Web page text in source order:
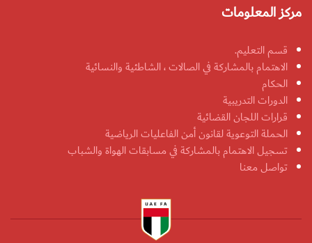
مركز المعلومات
قسم التعليم.
الاهتمام بالمشاركة في الصالات ، الشاطئية والنسائية
الحكام
الدورات التدريبية
قرارات اللجان القضائية
الحملة التوعوية لقانون أمن الفاعليات الرياضية
تسجيل الاهتمام بالمشاركة في مسابقات الهواة والشباب
تواصل معنا